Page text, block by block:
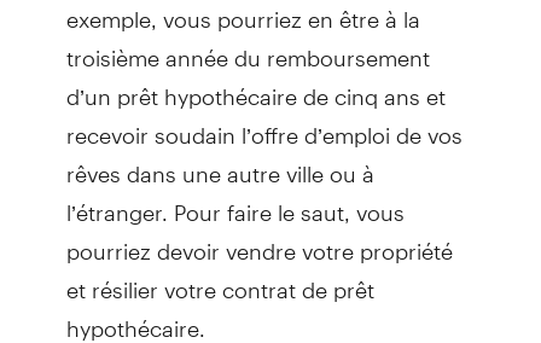
troisième année du remboursement
d’un prêt hypothécaire de cinq ans et
recevoir soudain l’offre d’emploi de vos
rêves dans une autre ville ou à
l’étranger. Pour faire le saut, vous
pourriez devoir vendre votre propriété
et résilier votre contrat de prêt
hypothécaire.